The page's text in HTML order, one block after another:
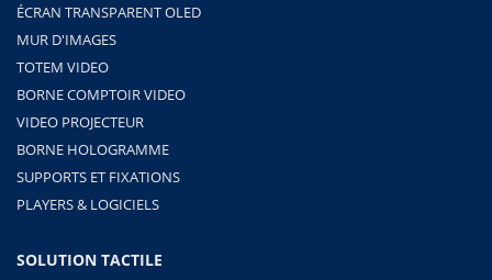
ÉCRAN TRANSPARENT OLED
MUR D'IMAGES
TOTEM VIDEO
BORNE COMPTOIR VIDEO
VIDEO PROJECTEUR
BORNE HOLOGRAMME
SUPPORTS ET FIXATIONS
PLAYERS & LOGICIELS
SOLUTION TACTILE